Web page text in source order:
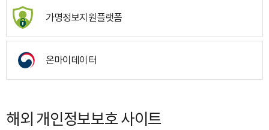
가명정보지원플랫폼
온마이데이터
해외 개인정보보호 사이트